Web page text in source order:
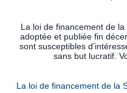
La loi de financement de
adoptée et publiée fin
sont susceptibles
sans but lucratif.
La loi de financement de la